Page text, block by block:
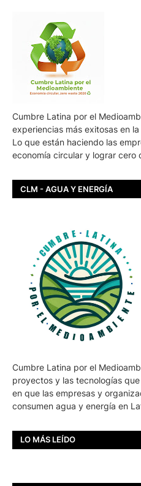
Cumbre Latina por el
experiencias más exitosas en
Lo que están haciendo las
economía circular y lograr cero
CLM - AGUA Y ENERGÍA
Cumbre Latina por el
proyectos y las tecnologías
en que las empresas y
consumen agua y energía en
LO MÁS LEÍDO